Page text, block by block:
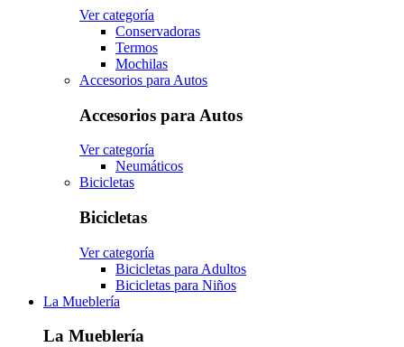
Ver categoría
Conservadoras
Termos
Mochilas
Accesorios para Autos
Accesorios para Autos
Ver categoría
Neumáticos
Bicicletas
Bicicletas
Ver categoría
Bicicletas para Adultos
Bicicletas para Niños
La Mueblería
La Mueblería